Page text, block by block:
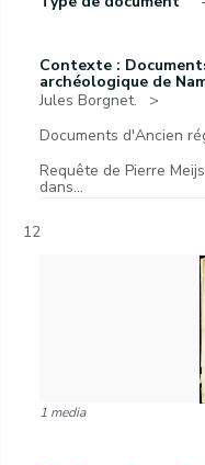
Contexte :
archéologique de
Jules Borgnet.
Documents d'Ancien
Requête de Pierre
dans...
12
1 media